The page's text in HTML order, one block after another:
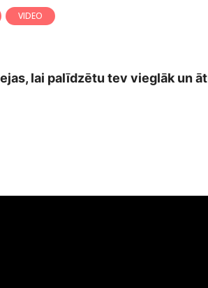
VIDEO
lai palīdzētu tev vieglāk un